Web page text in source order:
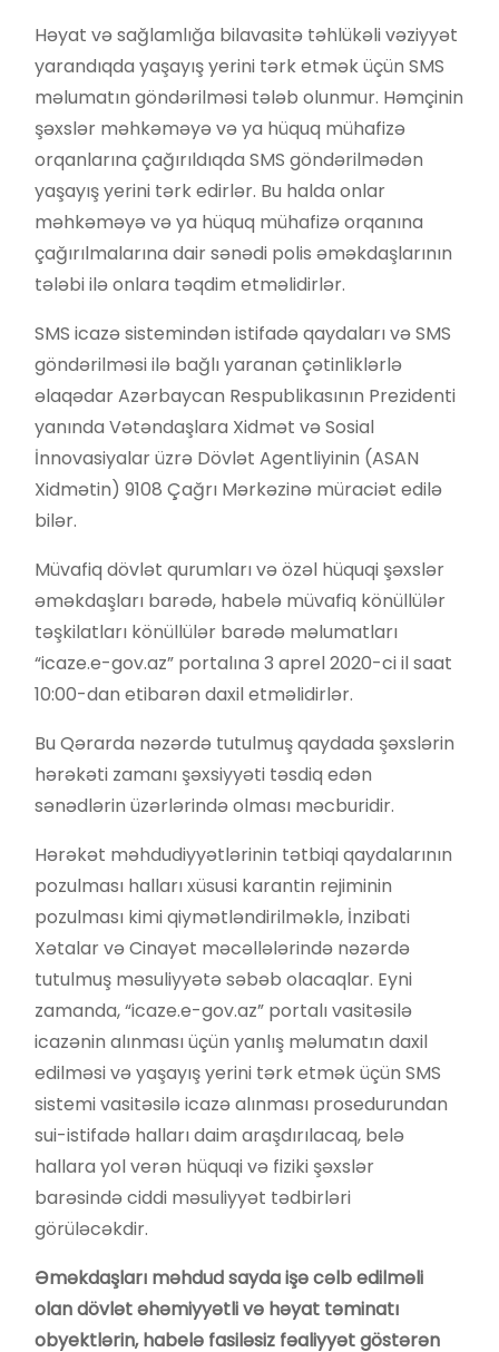
Həyat və sağlamlığa bilavasitə təhlükəli vəziyyət
yarandıqda yaşayış yerini tərk etmək üçün SMS
məlumatın göndərilməsi tələb olunmur. Həmçinin
şəxslər məhkəməyə və ya hüquq mühafizə
orqanlarına çağırıldıqda SMS göndərilmədən
yaşayış yerini tərk edirlər. Bu halda onlar
məhkəməyə və ya hüquq mühafizə orqanına
çağırılmalarına dair sənədi polis əməkdaşlarının
tələbi ilə onlara təqdim etməlidirlər.
SMS icazə sistemindən istifadə qaydaları və SMS
göndərilməsi ilə bağlı yaranan çətinliklərlə
əlaqədar Azərbaycan Respublikasının Prezidenti
yanında Vətəndaşlara Xidmət və Sosial
İnnovasiyalar üzrə Dövlət Agentliyinin (ASAN
Xidmətin) 9108 Çağrı Mərkəzinə müraciət edilə
bilər.
Müvafiq dövlət qurumları və özəl hüquqi şəxslər
əməkdaşları barədə, habelə müvafiq könüllülər
təşkilatları könüllülər barədə məlumatları
“icaze.e-gov.az” portalına 3 aprel 2020-ci il saat
10:00-dan etibarən daxil etməlidirlər.
Bu Qərarda nəzərdə tutulmuş qaydada şəxslərin
hərəkəti zamanı şəxsiyyəti təsdiq edən
sənədlərin üzərlərində olması məcburidir.
Hərəkət məhdudiyyətlərinin tətbiqi qaydalarının
pozulması halları xüsusi karantin rejiminin
pozulması kimi qiymətləndirilməklə, İnzibati
Xətalar və Cinayət məcəllələrində nəzərdə
tutulmuş məsuliyyətə səbəb olacaqlar. Eyni
zamanda, “icaze.e-gov.az” portalı vasitəsilə
icazənin alınması üçün yanlış məlumatın daxil
edilməsi və yaşayış yerini tərk etmək üçün SMS
sistemi vasitəsilə icazə alınması prosedurundan
sui-istifadə halları daim araşdırılacaq, belə
hallara yol verən hüquqi və fiziki şəxslər
barəsində ciddi məsuliyyət tədbirləri
görüləcəkdir.
Əməkdaşları məhdud sayda işə cəlb edilməli
olan dövlət əhəmiyyətli və həyat təminatı
obyektlərin, habelə fasiləsiz fəaliyyət göstərən